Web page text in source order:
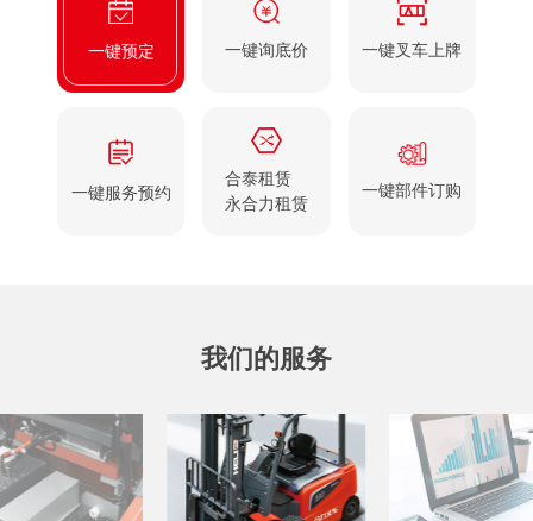
一键预定 一键询底价 一键叉车上牌
一键服务预约
合泰租赁
永合力租赁
一键部件订购
我们的服务